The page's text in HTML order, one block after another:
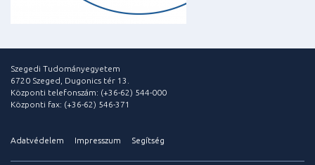
Szegedi Tudományegyetem
6720 Szeged, Dugonics tér 13.
Központi telefonszám: (+36-62) 544-000
Központi fax: (+36-62) 546-371
Adatvédelem Impresszum Segítség